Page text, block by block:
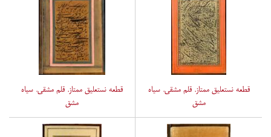
قطعه نستعلیق ممتاز. قلم مشقی. سیاه
مشق
قطعه نستعلیق ممتاز. قلم مشقی. سیاه
مشق